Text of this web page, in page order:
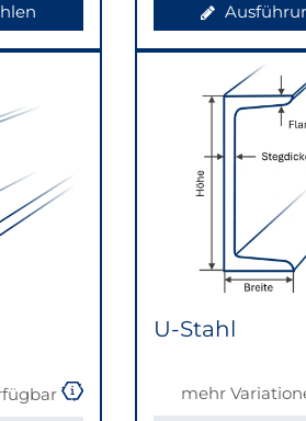
U-Stahl
mehr